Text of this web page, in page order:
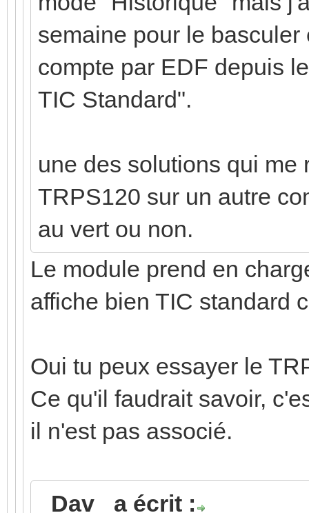
semaine pour le
compte par EDF depuis
TIC Standard".
une des solutions qui me
TRPS120 sur un autre
au vert ou non.
Le module prend en
affiche bien TIC standard
Oui tu peux essayer le
Ce qu'il faudrait savoir,
il n'est pas associé.
_Dav_ a écrit :